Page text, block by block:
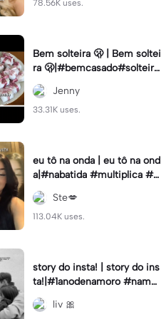
78.56K uses.
Bem solteira 🫢 | Bem soltei
ra 🫢|#bemcasado#solteira
#trendtiktok#i5#viral
Jenny
33.31K uses.
eu tô na onda | eu tô na ond
a|#nabatida #multiplica #e
feitos #efeitoscapcut #vira
lcut
Ste💋
113.04K uses.
story do insta! | story do ins
ta!|#1anodenamoro #namor
o #storynamorados
liv 🎀